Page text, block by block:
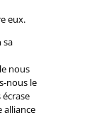
eux.
sa
nous
nous le
alliance